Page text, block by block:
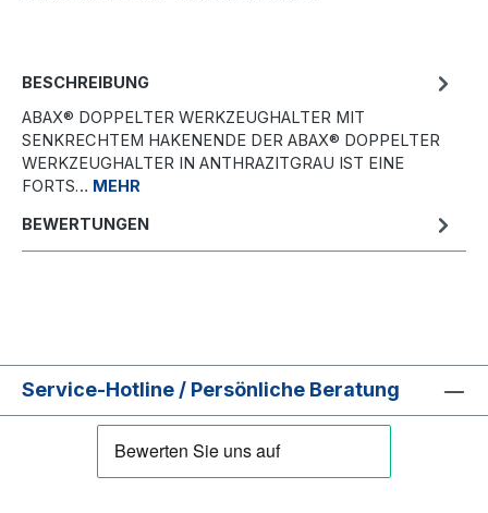
BESCHREIBUNG
ABAX® DOPPELTER WERKZEUGHALTER MIT
SENKRECHTEM HAKENENDE DER ABAX® DOPPELTER
WERKZEUGHALTER IN ANTHRAZITGRAU IST EINE
FORTS… MEHR
BEWERTUNGEN
Service-Hotline / Persönliche Beratung